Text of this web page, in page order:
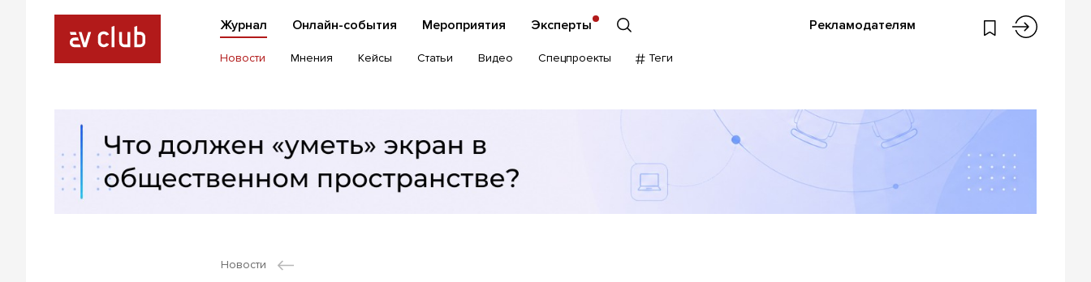
Журнал Онлайн-события Мероприятия Эксперты Рекламодателям
Новости Мнения Кейсы Статьи Видео Спецпроекты Теги
Новости